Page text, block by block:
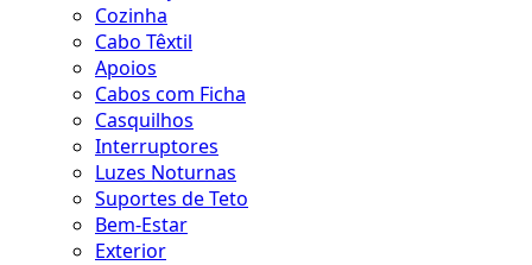
Cozinha
Cabo Têxtil
Apoios
Cabos com Ficha
Casquilhos
Interruptores
Luzes Noturnas
Suportes de Teto
Bem-Estar
Exterior